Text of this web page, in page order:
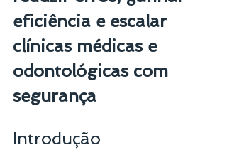
eficiência e escalar
clínicas médicas e
odontológicas com
segurança
Introdução